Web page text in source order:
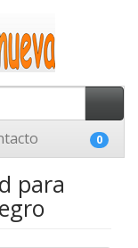
0
para